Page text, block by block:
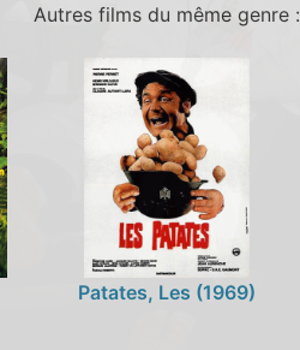
Autres films du même genre :
Patates, Les (1969)